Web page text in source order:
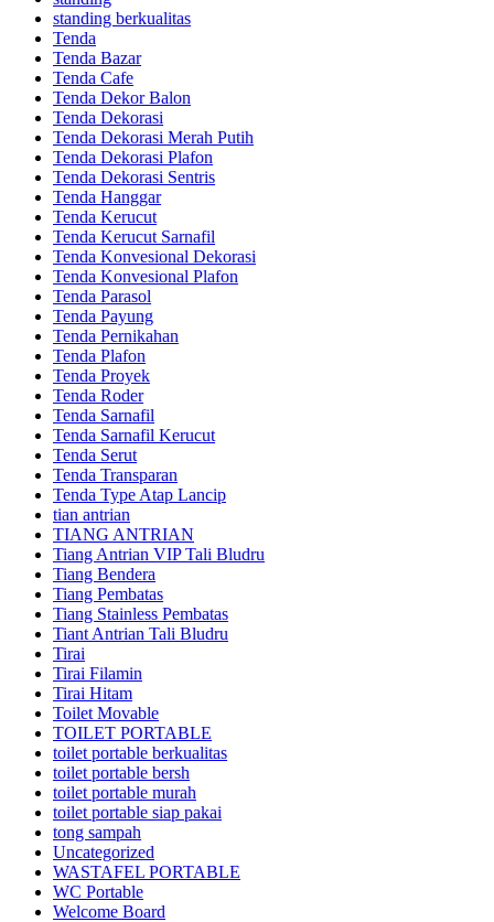
standing berkualitas
Tenda
Tenda Bazar
Tenda Cafe
Tenda Dekor Balon
Tenda Dekorasi
Tenda Dekorasi Merah Putih
Tenda Dekorasi Plafon
Tenda Dekorasi Sentris
Tenda Hanggar
Tenda Kerucut
Tenda Kerucut Sarnafil
Tenda Konvesional Dekorasi
Tenda Konvesional Plafon
Tenda Parasol
Tenda Payung
Tenda Pernikahan
Tenda Plafon
Tenda Proyek
Tenda Roder
Tenda Sarnafil
Tenda Sarnafil Kerucut
Tenda Serut
Tenda Transparan
Tenda Type Atap Lancip
tian antrian
TIANG ANTRIAN
Tiang Antrian VIP Tali Bludru
Tiang Bendera
Tiang Pembatas
Tiang Stainless Pembatas
Tiant Antrian Tali Bludru
Tirai
Tirai Filamin
Tirai Hitam
Toilet Movable
TOILET PORTABLE
toilet portable berkualitas
toilet portable bersh
toilet portable murah
toilet portable siap pakai
tong sampah
Uncategorized
WASTAFEL PORTABLE
WC Portable
Welcome Board